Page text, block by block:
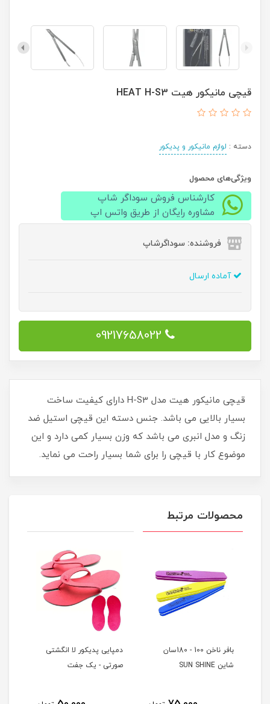
قیچی مانیکور هیت HEAT H-S3
دسته : لوازم مانیکور و پدیکور
ویژگی‌های محصول
کارشناس فروش سوداگر شاپ
مشاوره رایگان از طریق واتس اپ
فروشنده: سوداگرشاپ
آماده ارسال
09217658022
قیچی مانیکور هیت مدل H-S3 دارای کیفیت ساخت
بسیار بالایی می باشد. جنس دسته این قیچی استیل ضد
زنگ و مدل انبری می باشد که وزن بسیار کمی دارد و این
موضوع کار با قیچی را برای شما بسیار راحت می نماید.
محصولات مرتبط
بافر ناخن 100 - 180سان
شاین SUN SHINE
دمپایی پدیکور لا انگشتی
صورتی - یک جفت